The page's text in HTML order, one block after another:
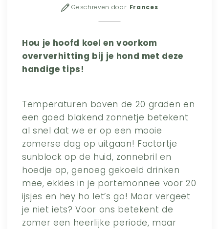
Geschreven door: Frances
Hou je hoofd koel en voorkom
oververhitting bij je hond met deze
handige tips!
Temperaturen boven de 20 graden en
een goed blakend zonnetje betekent
al snel dat we er op een mooie
zomerse dag op uitgaan! Factortje
sunblock op de huid, zonnebril en
hoedje op, genoeg gekoeld drinken
mee, ekkies in je portemonnee voor 20
ijsjes en hey ho let’s go! Maar vergeet
je niet iets? Voor ons betekent de
zomer een heerlijke periode, maar